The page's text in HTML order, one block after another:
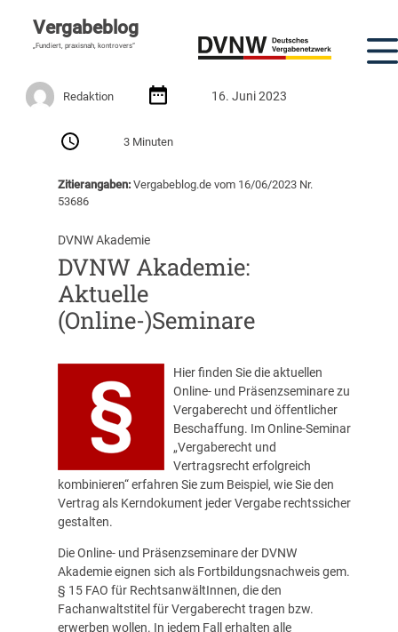
Vergabeblog
„Fundiert, praxisnah, kontrovers“
Redaktion 16. Juni 2023
3 Minuten
Zitierangaben:Vergabeblog.de vom 16/06/2023 Nr.
53686
DVNW Akademie
DVNW Akademie:
Aktuelle
(Online-)Seminare
Hier finden Sie die aktuellen
Online- und Präsenzseminare zu
Vergaberecht und öffentlicher
Beschaffung. Im Online-Seminar
„Vergaberecht und
Vertragsrecht erfolgreich
kombinieren“ erfahren Sie zum Beispiel, wie Sie den
Vertrag als Kerndokument jeder Vergabe rechtssicher
gestalten.
Die Online- und Präsenzseminare der DVNW
Akademieeignen sich als Fortbildungsnachweis gem.
§ 15 FAO für RechtsanwältInnen, die den
Fachanwaltstitel für Vergaberecht tragen bzw.
erwerben wollen. In jedem Fall erhalten alle